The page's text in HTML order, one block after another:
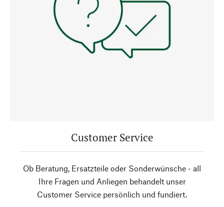
Customer Service
Ob Beratung, Ersatzteile oder Sonderwünsche - all
Ihre Fragen und Anliegen behandelt unser
Customer Service persönlich und fundiert.